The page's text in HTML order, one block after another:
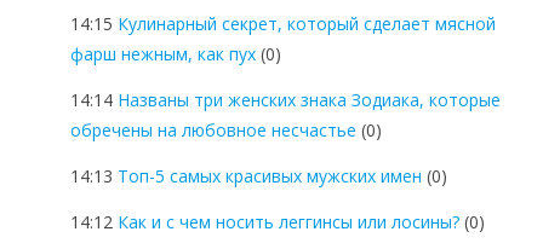
14:15 Кулинарный секрет, который сделает мясной
фарш нежным, как пух (0)
14:14 Названы три женских знака Зодиака, которые
обречены на любовное несчастье (0)
14:13 Топ-5 самых красивых мужских имен (0)
14:12 Как и с чем носить леггинсы или лосины? (0)